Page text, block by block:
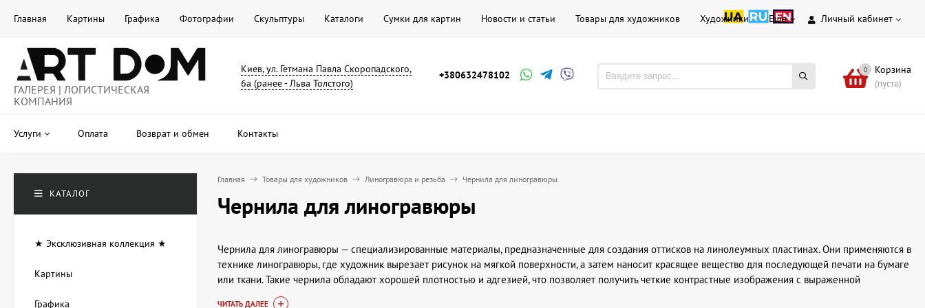
Личный кабинет
Главная Картины Графика Фотографии Скульптуры Каталоги Сумки для картин Новости и статьи Товары для художников Художники Еще
ГАЛЕРЕЯ | ЛОГИСТИЧЕСКАЯ
КОМПАНИЯ
Киев, ул. Гетмана Павла Скоропадского,
6а (ранее - Льва Толстого)
+380632478102 0 Корзина
(пусто)
Услуги Оплата Возврат и обмен Контакты
Главная Товары для художников Линогравюра и резьба Чернила для линогравюры
Чернила для линогравюры
Чернила для линогравюры — специализированные материалы, предназначенные для создания оттисков на линолеумных пластинах. Они применяются в
технике линогравюры, где художник вырезает рисунок на мягкой поверхности, а затем наносит красящее вещество для последующей печати на бумаге
или ткани. Такие чернила обладают хорошей плотностью и адгезией, что позволяет получить четкие контрастные изображения с выраженной
структурой и текстурой.
ЧИТАТЬ ДАЛЕЕ
КАТАЛОГ
★ Эксклюзивная коллекция ★
Картины
Графика